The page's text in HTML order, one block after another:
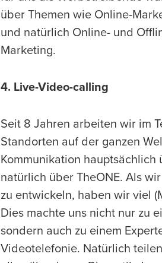
über Themen wie Online-
und natürlich Online- und
Marketing.
4. Live-Video-calling
Seit 8 Jahren arbeiten wir im
Standorten auf der ganzen
Kommunikation
natürlich über TheONE. Als
zu entwickeln, haben wir viel
Dies machte uns nicht nur zu
sondern auch zu einem
Videotelefonie. Natürlich